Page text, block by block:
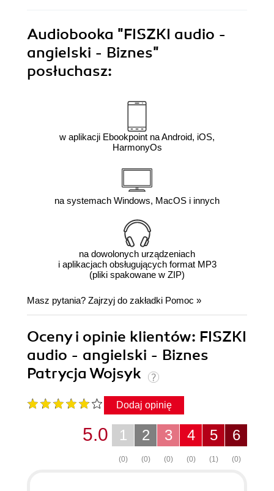
Audiobooka "FISZKI audio -
angielski - Biznes"
posłuchasz:
w aplikacji Ebookpoint na Android, iOS,
HarmonyOs
na systemach Windows, MacOS i innych
na dowolonych urządzeniach
i aplikacjach obsługujących format MP3
(pliki spakowane w ZIP)
Masz pytania? Zajrzyj do zakładki Pomoc »
Oceny i opinie klientów: FISZKI
audio - angielski - Biznes
Patrycja Wojsyk
Dodaj opinię
6
(0)
5
(1)
4
(0)
3
(0)
2
(0)
1
(0)
5.0